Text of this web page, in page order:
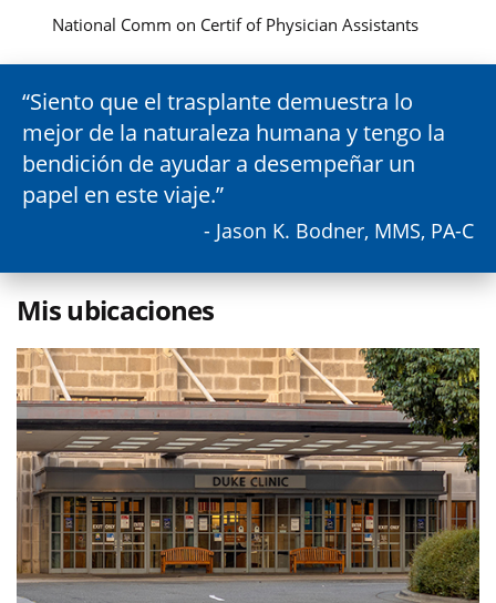
National Comm on Certif of Physician Assistants
Siento que el trasplante demuestra lo
mejor de la naturaleza humana y tengo la
bendición de ayudar a desempeñar un
papel en este viaje.
- Jason K. Bodner, MMS, PA-C
Mis ubicaciones